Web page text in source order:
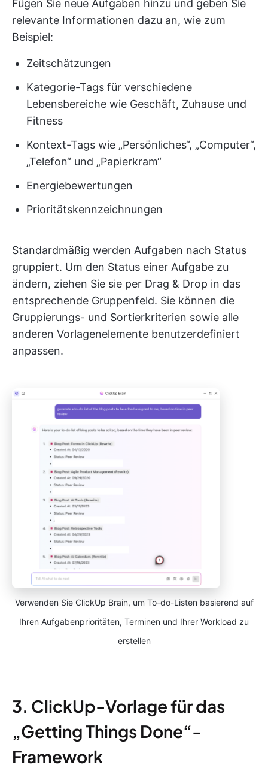
Fügen Sie neue Aufgaben hinzu und geben Sie
relevante Informationen dazu an, wie zum
Beispiel:
Zeitschätzungen
Kategorie-Tags für verschiedene
Lebensbereiche wie Geschäft, Zuhause und
Fitness
Kontext-Tags wie „Persönliches“, „Computer“,
„Telefon“ und „Papierkram“
Energiebewertungen
Prioritätskennzeichnungen
Standardmäßig werden Aufgaben nach Status
gruppiert. Um den Status einer Aufgabe zu
ändern, ziehen Sie sie per Drag & Drop in das
entsprechende Gruppenfeld. Sie können die
Gruppierungs- und Sortierkriterien sowie alle
anderen Vorlagenelemente benutzerdefiniert
anpassen.
Verwenden Sie ClickUp Brain, um To-do-Listen basierend auf
Ihren Aufgabenprioritäten, Terminen und Ihrer Workload zu
erstellen
3. ClickUp-Vorlage für das
„Getting Things Done“-
Framework